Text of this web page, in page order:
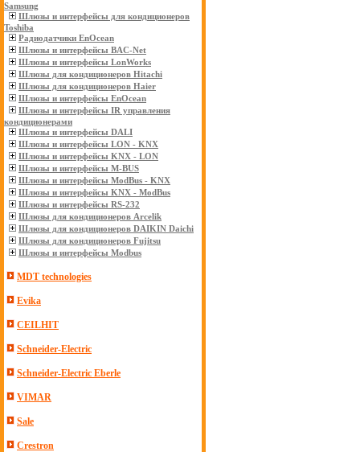
Samsung
Шлюзы и интерфейсы для кондиционеров
Toshiba
Радиодатчики EnOcean
Шлюзы и интерфейсы BAC-Net
Шлюзы и интерфейсы LonWorks
Шлюзы для кондиционеров Hitachi
Шлюзы для кондиционеров Haier
Шлюзы и интерфейсы EnOcean
Шлюзы и интерфейсы IR управления
кондиционерами
Шлюзы и интерфейсы DALI
Шлюзы и интерфейсы LON - KNX
Шлюзы и интерфейсы KNX - LON
Шлюзы и интерфейсы M-BUS
Шлюзы и интерфейсы ModBus - KNX
Шлюзы и интерфейсы KNX - ModBus
Шлюзы и интерфейсы RS-232
Шлюзы для кондиционеров Arcelik
Шлюзы для кондиционеров DAIKIN Daichi
Шлюзы для кондиционеров Fujitsu
Шлюзы и интерфейсы Modbus
MDT technologies
Evika
CEILHIT
Schneider-Electric
Schneider-Electric Eberle
VIMAR
Sale
Crestron